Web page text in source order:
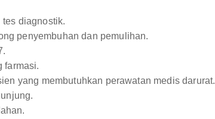
diagnostik.
penyembuhan dan pemulihan.
farmasi.
yang membutuhkan perawatan medis darurat.